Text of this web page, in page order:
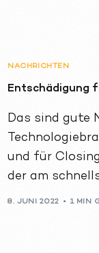
NACHRICHTEN
Entschädigung
Das sind gute
und für
der am
8. JUNI 2022 1 MIN